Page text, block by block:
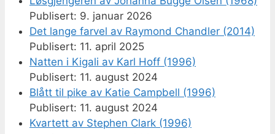
9. januar 2026
Det lange farvel av Raymond Chandler (2014)
11. april 2025
Natten i Kigali av Karl Hoff (1996)
11. august 2024
Blått til pike av Katie Campbell (1996)
11. august 2024
Kvartett av Stephen Clark (1996)